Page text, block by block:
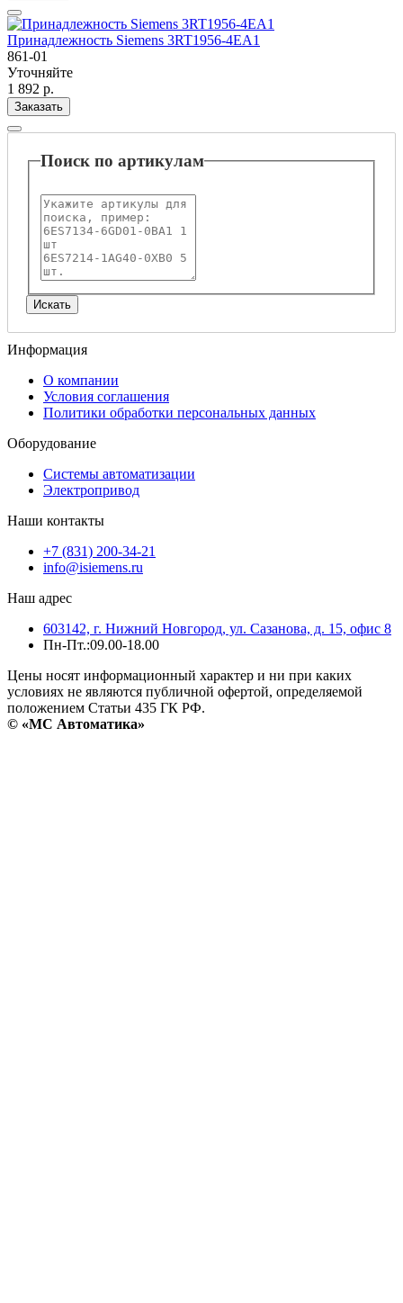
Принадлежность Siemens 3RT1956-4EA1
861-01
Уточняйте
1 892 р.
Заказать
Поиск по артикулам
Информация
О компании
Условия соглашения
Политики обработки персональных данных
Оборудование
Системы автоматизации
Электропривод
Наши контакты
+7 (831) 200-34-21
info@isiemens.ru
Наш адрес
603142, г. Нижний Новгород, ул. Сазанова, д. 15, офис 8
Пн-Пт.:09.00-18.00
Цены носят информационный характер и ни при каких
условиях не являются публичной офертой, определяемой
положением Статьи 435 ГК РФ.
© «МС Автоматика»